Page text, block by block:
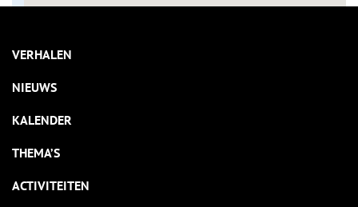
VERHALEN
NIEUWS
KALENDER
THEMA’S
ACTIVITEITEN